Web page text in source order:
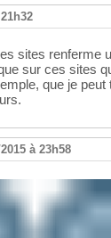
sites renferme
sur ces sites
que je peut
à 23h58